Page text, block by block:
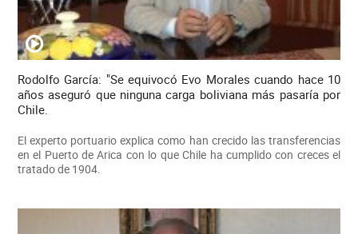
Rodolfo García: "Se equivocó Evo Morales cuando hace 10
años aseguró que ninguna carga boliviana más pasaría por
Chile.
El experto portuario explica como han crecido las transferencias
en el Puerto de Arica con lo que Chile ha cumplido con creces el
tratado de 1904.